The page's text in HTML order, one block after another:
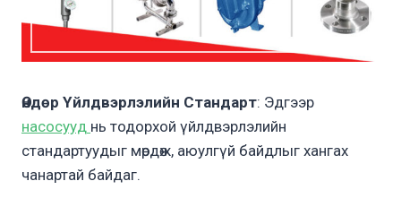
Өндөр Үйлдвэрлэлийн Стандарт: Эдгээр
насосууд нь тодорхой үйлдвэрлэлийн
стандартуудыг мөрдөж, аюулгүй байдлыг хангах
чанартай байдаг.